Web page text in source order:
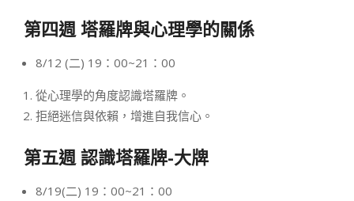
第四週 塔羅牌與心理學的關係
8/12 (二) 19：00~21：00
從心理學的角度認識塔羅牌。
拒絕迷信與依賴，增進自我信心。
第五週 認識塔羅牌-大牌
8/19(二) 19：00~21：00